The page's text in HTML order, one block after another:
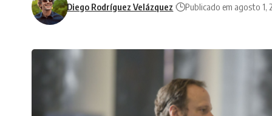
Diego Rodríguez Velázquez Publicado em agosto 1,